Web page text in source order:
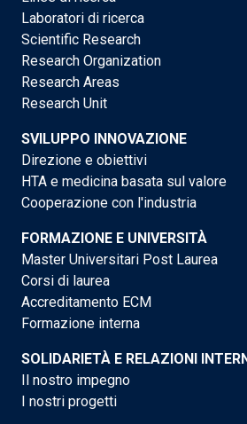
Laboratori di ricerca
Scientific Research
Research Organization
Research Areas
Research Unit
SVILUPPO INNOVAZIONE
Direzione e obiettivi
HTA e medicina basata sul valore
Cooperazione con l'industria
FORMAZIONE E UNIVERSITÀ
Master Universitari Post Laurea
Corsi di laurea
Accreditamento ECM
Formazione interna
SOLIDARIETÀ E RELAZIONI
Il nostro impegno
I nostri progetti